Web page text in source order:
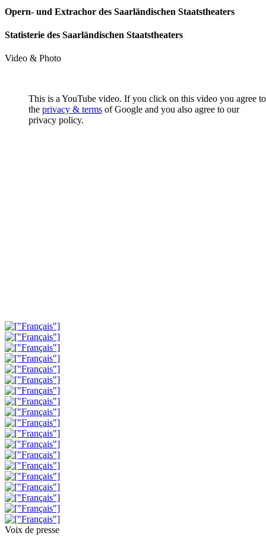
Opern- und Extrachor des Saarländischen Staatstheaters
Statisterie des Saarländischen Staatstheaters
Video & Photo
This is a YouTube video. If you click on this video you agree to
the privacy & terms of Google and you also agree to our
privacy policy.
Voix de presse